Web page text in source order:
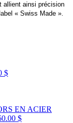
allient ainsi précision
« Swiss Made ».
$
EN ACIER
$